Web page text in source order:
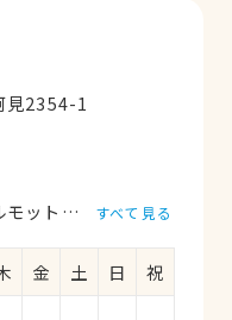
見2354-1
モット フェレット
すべて見る
金 土 日
祝